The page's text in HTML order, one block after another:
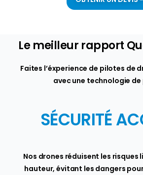
Le meilleur rapport
Faites l’éxperience de pilotes de
avec une technologie
SÉCURITÉ
Nos drones réduisent les risques
hauteur, évitant les dangers